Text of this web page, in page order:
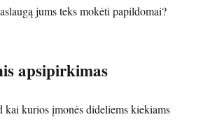
jums teks mokėti papildomai?
apsipirkimas
kai kurios įmonės dideliems kiekiams